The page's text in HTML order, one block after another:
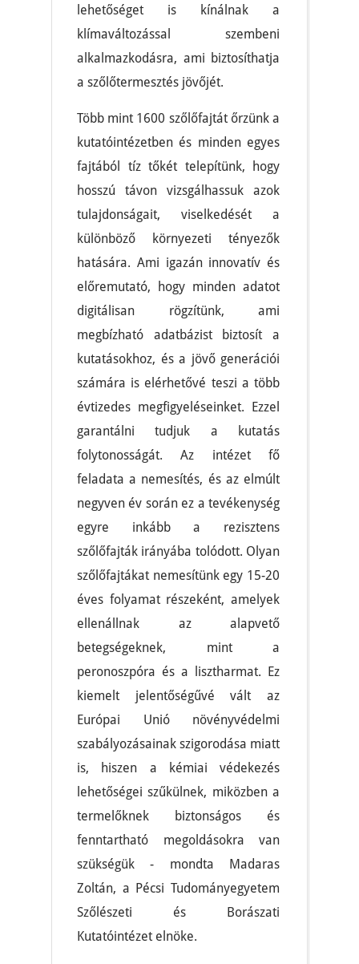
lehetőséget is kínálnak a
klímaváltozással szembeni
alkalmazkodásra, ami biztosíthatja
a szőlőtermesztés jövőjét.
Több mint 1600 szőlőfajtát őrzünk a
kutatóintézetben és minden egyes
fajtából tíz tőkét telepítünk, hogy
hosszú távon vizsgálhassuk azok
tulajdonságait, viselkedését a
különböző környezeti tényezők
hatására. Ami igazán innovatív és
előremutató, hogy minden adatot
digitálisan rögzítünk, ami
megbízható adatbázist biztosít a
kutatásokhoz, és a jövő generációi
számára is elérhetővé teszi a több
évtizedes megfigyeléseinket. Ezzel
garantálni tudjuk a kutatás
folytonosságát. Az intézet fő
feladata a nemesítés, és az elmúlt
negyven év során ez a tevékenység
egyre inkább a rezisztens
szőlőfajták irányába tolódott. Olyan
szőlőfajtákat nemesítünk egy 15-20
éves folyamat részeként, amelyek
ellenállnak az alapvető
betegségeknek, mint a
peronoszpóra és a lisztharmat. Ez
kiemelt jelentőségűvé vált az
Európai Unió növényvédelmi
szabályozásainak szigorodása miatt
is, hiszen a kémiai védekezés
lehetőségei szűkülnek, miközben a
termelőknek biztonságos és
fenntartható megoldásokra van
szükségük - mondta Madaras
Zoltán, a Pécsi Tudományegyetem
Szőlészeti és Borászati
Kutatóintézet elnöke.